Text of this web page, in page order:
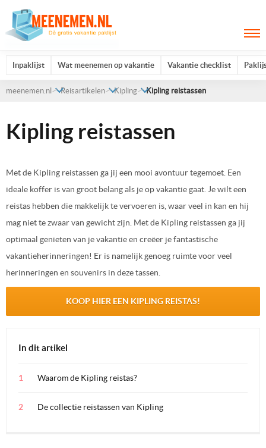
Inpaklijst Wat meenemen op vakantie Vakantie checklist
meenemen.nl Reisartikelen Kipling Kipling reistassen
Kipling reistassen
Met de Kipling reistassen ga jij een mooi avontuur tegemoet. Een
ideale koffer is van groot belang als je op vakantie gaat. Je wilt een
reistas hebben die makkelijk te vervoeren is, waar veel in kan en hij
mag niet te zwaar van gewicht zijn. Met de Kipling reistassen ga jij
optimaal genieten van je vakantie en creëer je fantastische
vakantieherinneringen! Er is namelijk genoeg ruimte voor veel
herinneringen en souvenirs in deze tassen.
KOOP HIER EEN KIPLING REISTAS!
In dit artikel
Waarom de Kipling reistas?
De collectie reistassen van Kipling